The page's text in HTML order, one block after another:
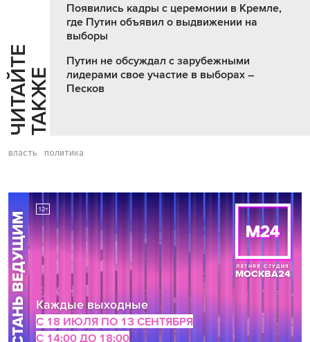
Ч
И
Т
АЙ
Т
Е
Т
А
К
ЖЕ
Появились кадры с церемонии в Кремле,
где Путин объявил о выдвижении на
выборы
Путин не обсуждал с зарубежными
лидерами свое участие в выборах –
Песков
власть политика